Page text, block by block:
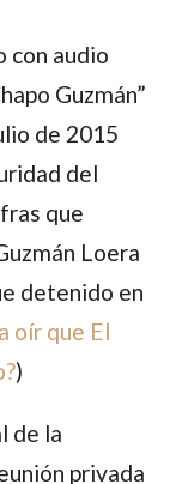
con audio
Guzmán”
de 2015
del
que
Loera
detenido en
oír que El
)
de la
privada